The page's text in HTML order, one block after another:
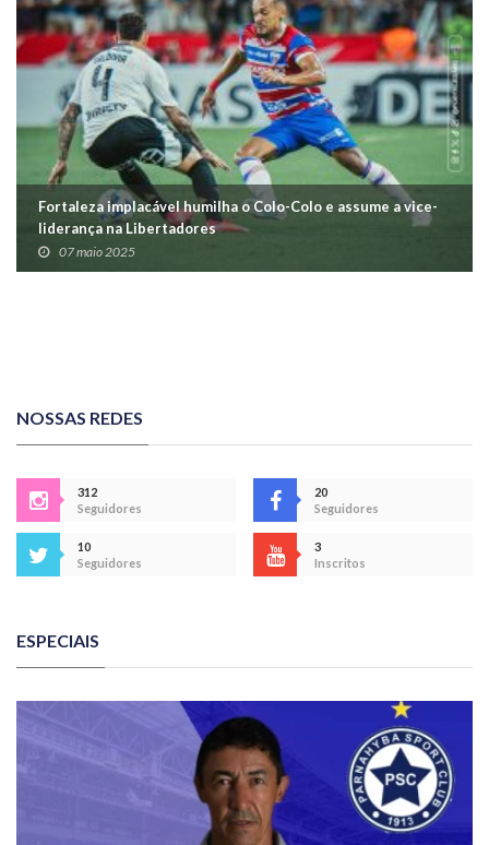
Fortaleza implacável humilha o Colo-Colo e assume a vice-
liderança na Libertadores
07 maio 2025
NOSSAS REDES
312
Seguidores
20
Seguidores
10
Seguidores
3
Inscritos
ESPECIAIS